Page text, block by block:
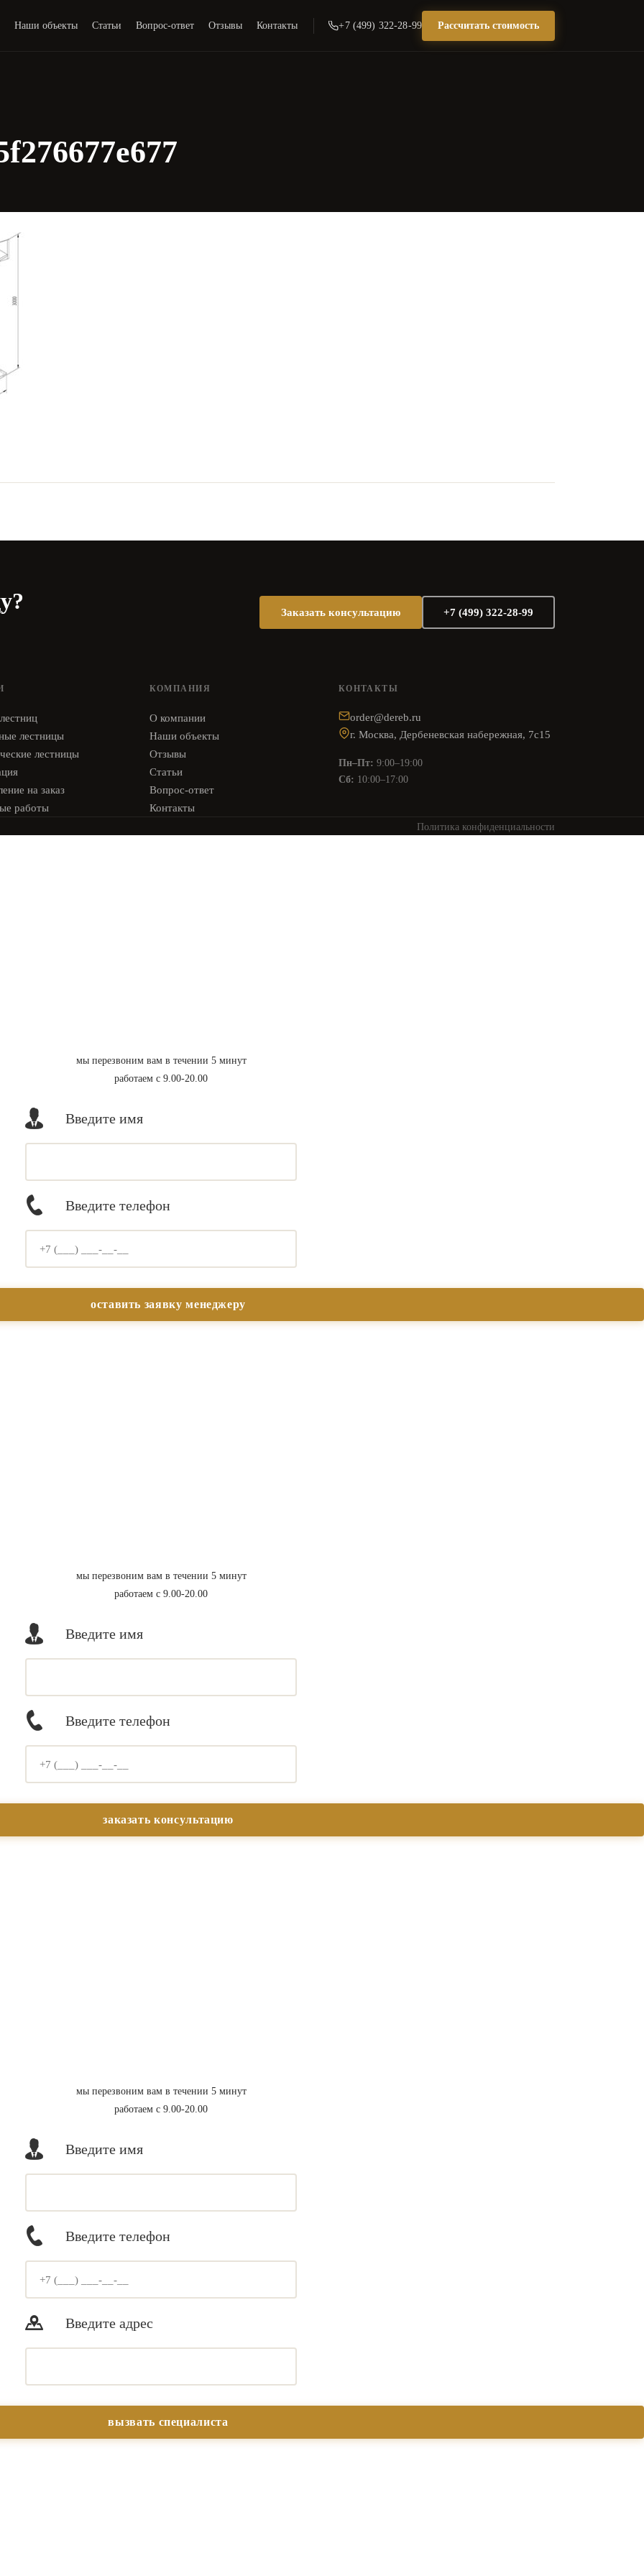
Наши объекты Статьи Вопрос-ответ Отзывы Контакты +7 (499) 322-28-99 Рассчитать стоимость
Заказать консультацию +7 (499) 322-28-99
лестницы
лестницы
на заказ
работы
КОМПАНИЯ
О компании
Наши объекты
Отзывы
Статьи
Вопрос-ответ
Контакты
КОНТАКТЫ
order@dereb.ru
г. Москва, Дербеневская набережная, 7с15
Пн–Пт: 9:00–19:00
Сб: 10:00–17:00
Политика конфиденциальности
мы перезвоним вам в течении 5 минут
работаем с 9.00-20.00
Введите имя
Введите телефон
мы перезвоним вам в течении 5 минут
работаем с 9.00-20.00
Введите имя
Введите телефон
мы перезвоним вам в течении 5 минут
работаем с 9.00-20.00
Введите имя
Введите телефон
Введите адрес